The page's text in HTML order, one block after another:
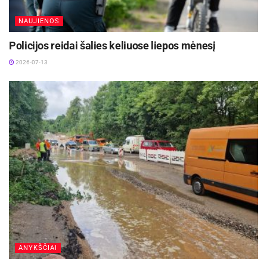
Vaidas Žagūnis. Atsinaujinęs naftos kainų šokas
vėl išbando Lietuvos verslo pasitikėjimą
2026-07-22
2016 m. sausio 4 d. Utenos rajono meras galės
grįžti į pareigas. Tačiau jis tebėra įtariamas dėl
kyšininkavimo ir jam yra taikoma teismo paskirta
kardomoji priemonė – rašytinis pasižadėjimas
neišvykti.
Šį ikiteisminį tyrimą organizuoja ir jam vadovauja
Panevėžio apygardos prokuratūros Organizuotų
nusikaltimų ir korupcijos tyrimo skyriaus
prokuroras.
NAUJIENOS
Policijos reidai šalies keliuose liepos mėnesį
2026-07-13
ANYKŠČIAI